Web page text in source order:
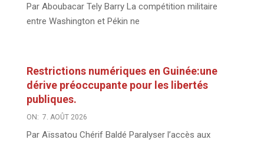
Par Aboubacar Tely Barry La compétition militaire
entre Washington et Pékin ne
Restrictions numériques en Guinée:une
dérive préoccupante pour les libertés
publiques.
ON: 7. AOÛT 2026
Par Aïssatou Chérif Baldé Paralyser l’accès aux